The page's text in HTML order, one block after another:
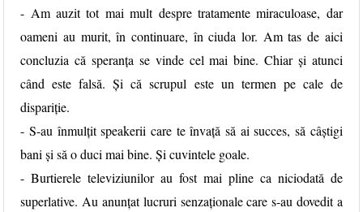
- Am auzit tot mai mult despre tratamente miraculoase, dar
oameni au murit, în continuare, în ciuda lor. Am tas de aici
concluzia că speranța se vinde cel mai bine. Chiar și atunci
când este falsă. Și că scrupul este un termen pe cale de
dispariție.
- S-au înmulțit speakerii care te învață să ai succes, să câștigi
bani și să o duci mai bine. Și cuvintele goale.
- Burtierele televiziunilor au fost mai pline ca niciodată de
superlative. Au anunțat lucruri senzaționale care s-au dovedit a